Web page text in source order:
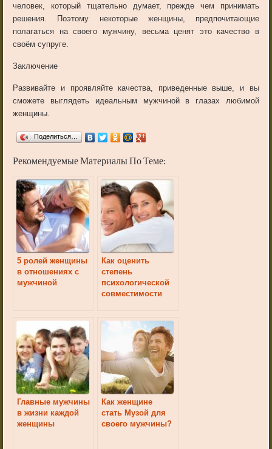
человек, который тщательно думает, прежде чем принимать
решения. Поэтому некоторые женщины, предпочитающие
полагаться на своего мужчину, весьма ценят это качество в
своём супруге.
Заключение
Развивайте и проявляйте качества, приведенные выше, и вы
сможете выглядеть идеальным мужчиной в глазах любимой
женщины.
Поделиться…
Рекомендуемые Материалы По Теме:
5 ролей женщины
в отношениях с
мужчиной
Как оценить
степень
психологической
совместимости
Главные мужчины
в жизни каждой
женщины
Как женщине
стать Музой для
своего мужчины?